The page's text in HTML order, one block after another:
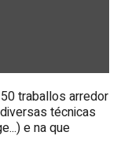
traballos arredor
técnicas
e na que